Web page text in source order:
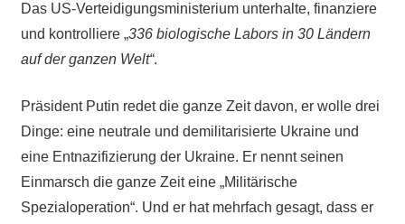
Das US-Verteidigungsministerium unterhalte, finanziere
und kontrolliere „336 biologische Labors in 30 Ländern
auf der ganzen Welt“.
Präsident Putin redet die ganze Zeit davon, er wolle drei
Dinge: eine neutrale und demilitarisierte Ukraine und
eine Entnazifizierung der Ukraine. Er nennt seinen
Einmarsch die ganze Zeit eine „Militärische
Spezialoperation“. Und er hat mehrfach gesagt, dass er